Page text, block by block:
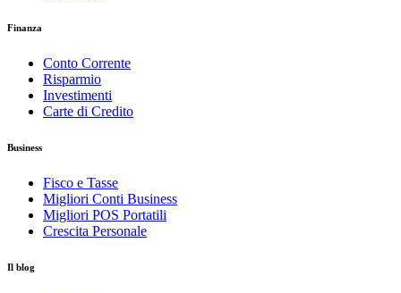
Finanza
Conto Corrente
Risparmio
Investimenti
Carte di Credito
Business
Fisco e Tasse
Migliori Conti Business
Migliori POS Portatili
Crescita Personale
Il blog